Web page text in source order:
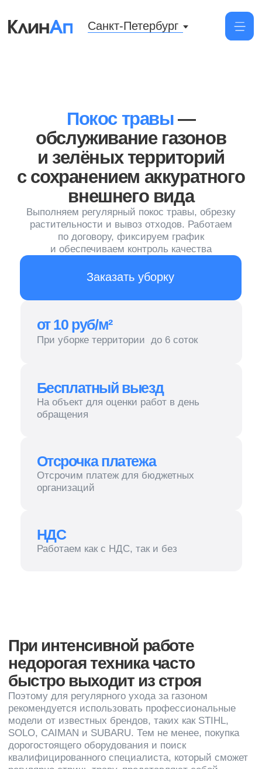
и зелёных территорий
с сохранением аккуратного
внешнего вида
Выполняем регулярный покос травы, обрезку
растительности и вывоз отходов. Работаем
по договору, фиксируем график
и обеспечиваем контроль качества
Заказать уборку
от 10 руб/м²
При уборке территории до 6 соток
Бесплатный выезд
Отсрочка платежа
Отсрочим платеж для бюджетных
НДС
Работаем как с НДС, так и без
При интенсивной работе
недорогая техника часто
быстро выходит из строя
дорогостоящего оборудования и поиск
квалифицированного специалиста, который сможет
регулярно стричь траву, представляют собой